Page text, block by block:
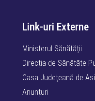
Link-uri Externe
Ministerul Sănătății
Direcția de Sănătăte
Casa Județeană de
Anunțuri